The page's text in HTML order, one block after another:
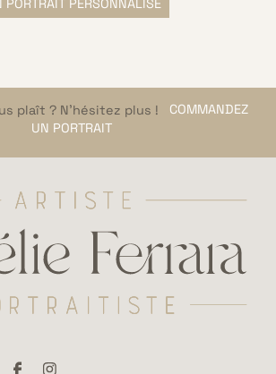
PORTRAIT PERSONNALISÉ
plaît ? N’hésitez plus !
COMMANDEZ
UN PORTRAIT
LinkeDinFacebook